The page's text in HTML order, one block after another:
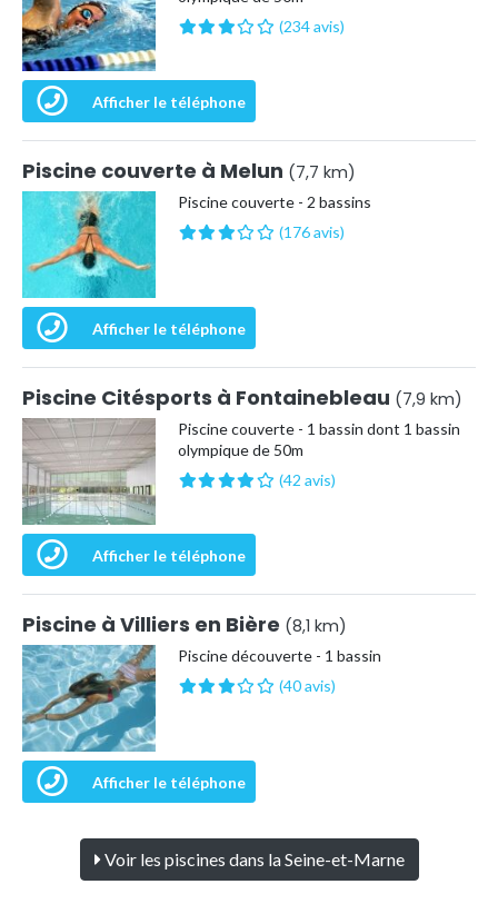
(234 avis)
Afficher le téléphone
Piscine couverte à Melun (7,7 km)
Piscine couverte - 2 bassins
(176 avis)
Afficher le téléphone
Piscine Citésports à Fontainebleau (7,9 km)
Piscine couverte - 1 bassin dont 1 bassin
olympique de 50m
(42 avis)
Afficher le téléphone
Piscine à Villiers en Bière (8,1 km)
Piscine découverte - 1 bassin
(40 avis)
Afficher le téléphone
Voir les piscines dans la Seine-et-Marne